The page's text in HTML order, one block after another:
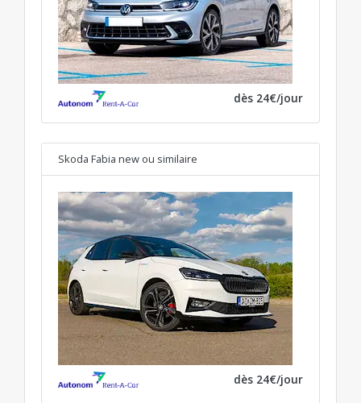
dès 24€/jour
Skoda Fabia new ou similaire
dès 24€/jour